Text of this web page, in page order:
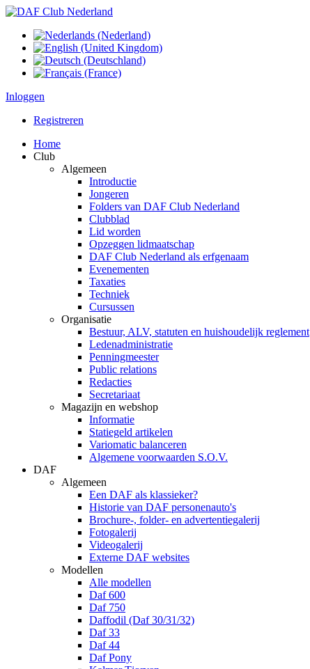
Inloggen
Registreren
Home
Club
Algemeen
Introductie
Jongeren
Folders van DAF Club Nederland
Clubblad
Lid worden
Opzeggen lidmaatschap
DAF Club Nederland als erfgenaam
Evenementen
Taxaties
Techniek
Cursussen
Organisatie
Bestuur, ALV, statuten en huishoudelijk reglement
Ledenadministratie
Penningmeester
Public relations
Redacties
Secretariaat
Magazijn en webshop
Informatie
Statiegeld artikelen
Variomatic balanceren
Algemene voorwaarden S.O.V.
DAF
Algemeen
Een DAF als klassieker?
Historie van DAF personenauto's
Brochure-, folder- en advertentiegalerij
Fotogalerij
Videogalerij
Externe DAF websites
Modellen
Alle modellen
Daf 600
Daf 750
Daffodil (Daf 30/31/32)
Daf 33
Daf 44
Daf Pony